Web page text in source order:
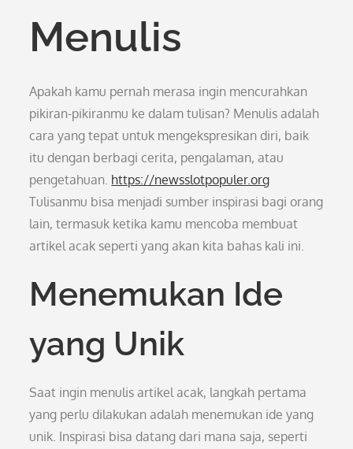
Menulis
Apakah kamu pernah merasa ingin mencurahkan
pikiran-pikiranmu ke dalam tulisan? Menulis adalah
cara yang tepat untuk mengekspresikan diri, baik
itu dengan berbagi cerita, pengalaman, atau
pengetahuan. https://newsslotpopuler.org
Tulisanmu bisa menjadi sumber inspirasi bagi orang
lain, termasuk ketika kamu mencoba membuat
artikel acak seperti yang akan kita bahas kali ini.
Menemukan Ide
yang Unik
Saat ingin menulis artikel acak, langkah pertama
yang perlu dilakukan adalah menemukan ide yang
unik. Inspirasi bisa datang dari mana saja, seperti